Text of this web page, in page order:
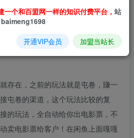
存在，之前的玩法就是屯卷，賺一
屯卷的渠道，这个玩法比较的复
的玩法，全自动给你出电影票，不
卖电影票给客户！在闲鱼上面嘎嘎
一个和百盟网一样的知识付费平台， 站
开通VIP会员 加盟当站长